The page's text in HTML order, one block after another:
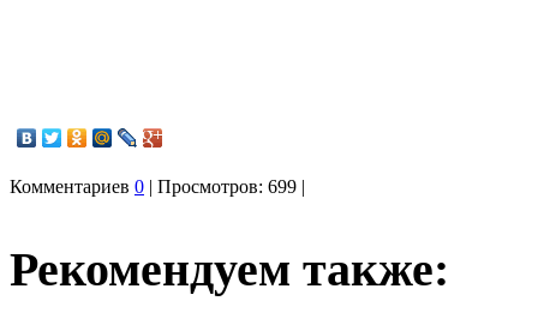
Комментариев 0 | Просмотров: 699 |
Рекомендуем также: